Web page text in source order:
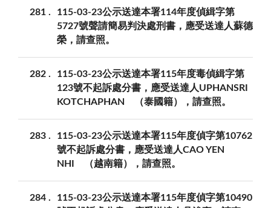
281
115-03-23公示送達本署114年度偵緝字第
5727號聲請簡易判決處刑書，應受送達人蘇德
榮，請查照。
282
115-03-23公示送達本署115年度毒偵緝字第
123號不起訴處分書，應受送達人UPHANSRI
KOTCHAPHAN （泰國籍），請查照。
283
115-03-23公示送達本署115年度偵字第10762
號不起訴處分書，應受送達人CAO YEN
NHI （越南籍），請查照。
284
115-03-23公示送達本署115年度偵字第10490